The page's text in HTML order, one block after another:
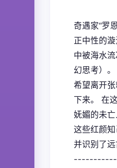
奇遇家“罗
正中性的
中被海水
幻思考）
希望离开
下来。 在
妩媚的未
这些红颜
并识别了